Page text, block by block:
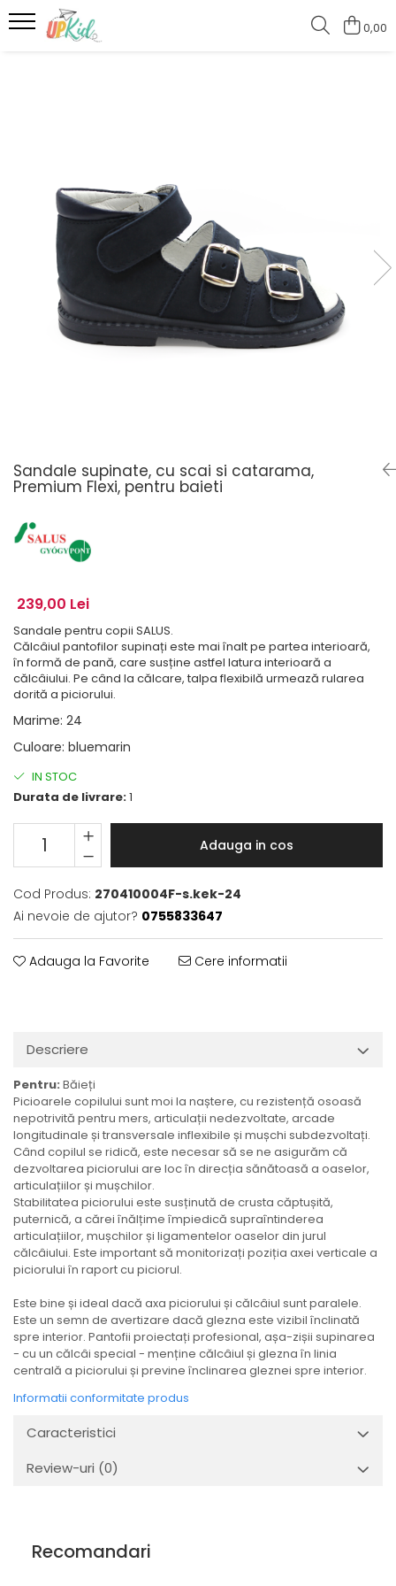
0,00
Sandale supinate, cu scai si catarama,
Premium Flexi, pentru baieti
239,00 Lei
Sandale pentru copii SALUS.
Călcâiul pantofilor supinați este mai înalt pe partea interioară,
în formă de pană, care susține astfel latura interioară a
călcâiului. Pe când la călcare, talpa flexibilă urmează rularea
dorită a piciorului.
Marime: 24
Culoare: bluemarin
IN STOC
Durata de livrare:1
Adauga in cos
Cod Produs: 270410004F-s.kek-24
Ai nevoie de ajutor? 0755833647
Adauga la Favorite Cere informatii
Descriere
Pentru: Băieți
Picioarele copilului sunt moi la naștere, cu rezistență osoasă
nepotrivită pentru mers, articulații nedezvoltate, arcade
longitudinale și transversale inflexibile și mușchi subdezvoltați.
Când copilul se ridică, este necesar să se ne asigurăm că
dezvoltarea piciorului are loc în direcția sănătoasă a oaselor,
articulațiilor și mușchilor.
Stabilitatea piciorului este susținută de crusta căptușită,
puternică, a cărei înălțime împiedică supraîntinderea
articulațiilor, mușchilor și ligamentelor oaselor din jurul
călcâiului. Este important să monitorizați poziția axei verticale a
piciorului în raport cu piciorul.
Este bine și ideal dacă axa piciorului și călcâiul sunt paralele.
Este un semn de avertizare dacă glezna este vizibil înclinată
spre interior. Pantofii proiectați profesional, așa-zișii supinarea
- cu un călcâi special - menține călcâiul și glezna în linia
centrală a piciorului și previne înclinarea gleznei spre interior.
Informatii conformitate produs
Caracteristici
Review-uri (0)
Recomandari